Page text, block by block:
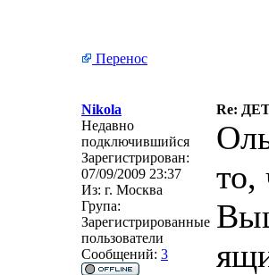
Перенос
Nikola
Re:
Недавно
подключившийся
Зарегистрирован:
07/09/2009 23:37
Из: г. Москва
Група:
Зарегистрированные
пользователи
Сообщений: 3
то,